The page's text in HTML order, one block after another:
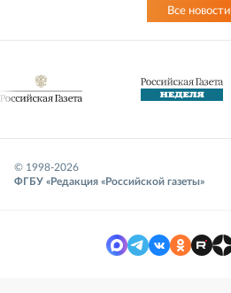
Все новости
© 1998-2026
ФГБУ «Редакция «Российской газеты»